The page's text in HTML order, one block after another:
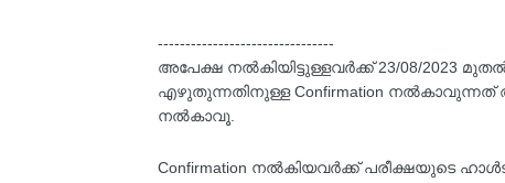
--------------------------------
അപേക്ഷ നൽകിയിട്ടുള്ളവർക്ക് 23/08/2023
എഴുതുന്നതിനുള്ള Confirmation നൽകാവുന്നത്
നൽകാവൂ.
Confirmation നൽകിയവർക്ക് പരീക്ഷയുടെ